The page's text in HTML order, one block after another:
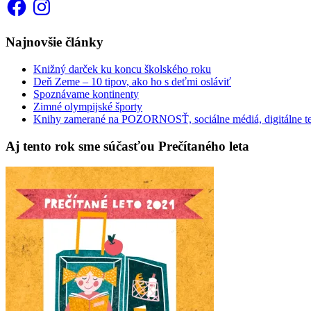
Najnovšie články
Knižný darček ku koncu školského roku
Deň Zeme – 10 tipov, ako ho s deťmi osláviť
Spoznávame kontinenty
Zimné olympijské športy
Knihy zamerané na POZORNOSŤ, sociálne médiá, digitálne
Aj tento rok sme súčasťou Prečítaného leta